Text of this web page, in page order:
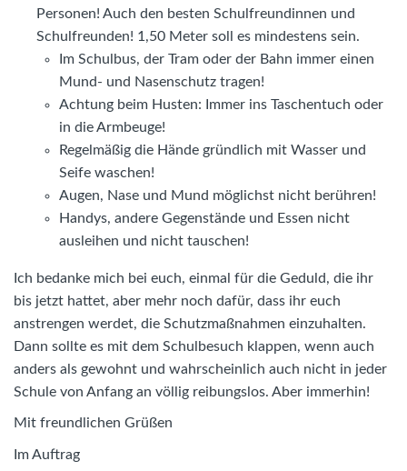
Personen! Auch den besten Schulfreundinnen und
Schulfreunden! 1,50 Meter soll es mindestens sein.
Im Schulbus, der Tram oder der Bahn immer einen
Mund- und Nasenschutz tragen!
Achtung beim Husten: Immer ins Taschentuch oder
in die Armbeuge!
Regelmäßig die Hände gründlich mit Wasser und
Seife waschen!
Augen, Nase und Mund möglichst nicht berühren!
Handys, andere Gegenstände und Essen nicht
ausleihen und nicht tauschen!
Ich bedanke mich bei euch, einmal für die Geduld, die ihr
bis jetzt hattet, aber mehr noch dafür, dass ihr euch
anstrengen werdet, die Schutzmaßnahmen einzuhalten.
Dann sollte es mit dem Schulbesuch klappen, wenn auch
anders als gewohnt und wahrscheinlich auch nicht in jeder
Schule von Anfang an völlig reibungslos. Aber immerhin!
Mit freundlichen Grüßen
Im Auftrag